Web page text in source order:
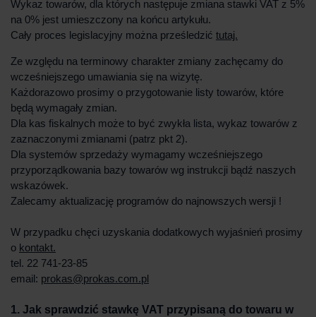
Wykaz towarów, dla których następuje zmiana stawki VAT z 5%
na 0% jest umieszczony na końcu artykułu.
Cały proces legislacyjny można prześledzić tutaj.
Ze względu na terminowy charakter zmiany zachęcamy do
wcześniejszego umawiania się na wizytę.
Każdorazowo prosimy o przygotowanie listy towarów, które
będą wymagały zmian.
Dla kas fiskalnych może to być zwykła lista, wykaz towarów z
zaznaczonymi zmianami (patrz pkt 2).
Dla systemów sprzedaży wymagamy wcześniejszego
przyporządkowania bazy towarów wg instrukcji bądź naszych
wskazówek.
Zalecamy aktualizację programów do najnowszych wersji !
W przypadku chęci uzyskania dodatkowych wyjaśnień prosimy
o kontakt.
tel. 22 741-23-85
email: prokas@prokas.com.pl
1. Jak sprawdzić stawkę VAT przypisaną do towaru w